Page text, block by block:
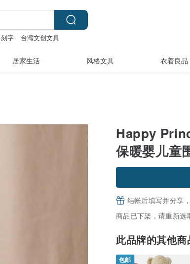
字
台湾文创文具
居家生活 风格文具 衣着良品
Happy
保暖婴儿童
结帐后填写并分享
商品已下架，请重新选
此品牌的其他商
包邮